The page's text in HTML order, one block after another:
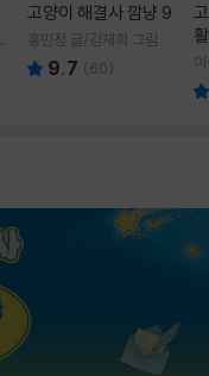
고양이 해결사 깜냥 9
홍민정 글/김재희 그림
9.7 (60)